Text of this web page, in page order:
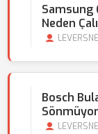
Samsung
Neden
Bosch